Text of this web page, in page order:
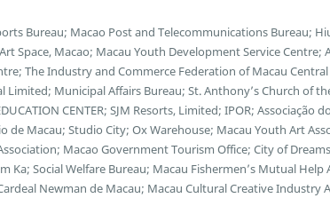
Bureau; Macao Post and Telecommunications Bureau;
Space, Macao; Macau Youth Development Service Centre;
The Industry and Commerce Federation of Macau
Municipal Affairs Bureau; St. Anthony’s Church of
CENTER; SJM Resorts, Limited; IPOR; Associação
de Macau; Studio City; Ox Warehouse; Macau Youth Art
Macao Government Tourism Office; City of
Ka; Social Welfare Bureau; Macau Fishermen’s Mutual Help
Newman de Macau; Macau Cultural Creative Industry